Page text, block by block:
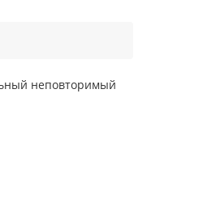
неповторимый